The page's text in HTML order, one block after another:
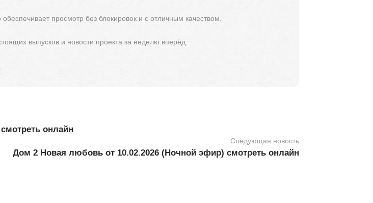
просмотр без блокировок и с отличным качеством.
выпусков и новости проекта за неделю вперёд.
онлайн
Следующая новость
Дом 2 Новая любовь от 10.02.2026 (Ночной эфир) смотреть онлайн